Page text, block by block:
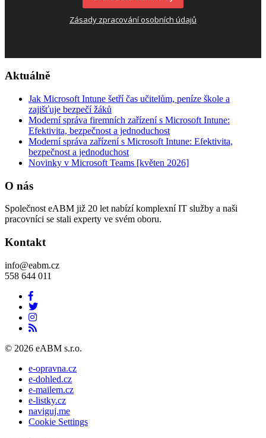
Zásady zpracování osobních údajů
Aktuálně
Jak Microsoft Intune šetří čas učitelům, peníze škole a
zajišťuje bezpečí žáků
Moderní správa firemních zařízení s Microsoft Intune:
Efektivita, bezpečnost a jednoduchost
Moderní správa zařízení s Microsoft Intune: Efektivita,
bezpečnost a jednoduchost
Novinky v Microsoft Teams [květen 2026]
O nás
Společnost eABM již 20 let nabízí komplexní IT služby a naši
pracovníci se stali experty ve svém oboru.
Kontakt
info@eabm.cz
558 644 011
© 2026 eABM s.r.o.
e-opravna.cz
e-dohled.cz
e-mailem.cz
e-listky.cz
naviguj.me
Cookie Settings